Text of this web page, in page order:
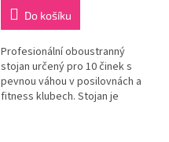
Do košíku
Profesionální oboustranný
stojan určený pro 10 činek s
pevnou váhou v posilovnách a
fitness klubech. Stojan je